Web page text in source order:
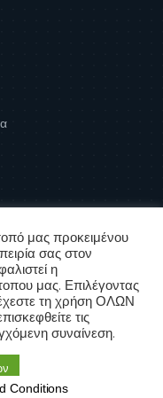
μας προκειμένου
σας στον
η
μας. Επιλέγοντας
τη χρήση ΟΛΩΝ
τις
συναίνεση.
Conditions